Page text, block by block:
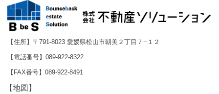
【住所】〒791-8023 愛媛県松山市朝美２丁目７−１２
【電話番号】089-922-8322
【FAX番号】089-922-8491
【地図】